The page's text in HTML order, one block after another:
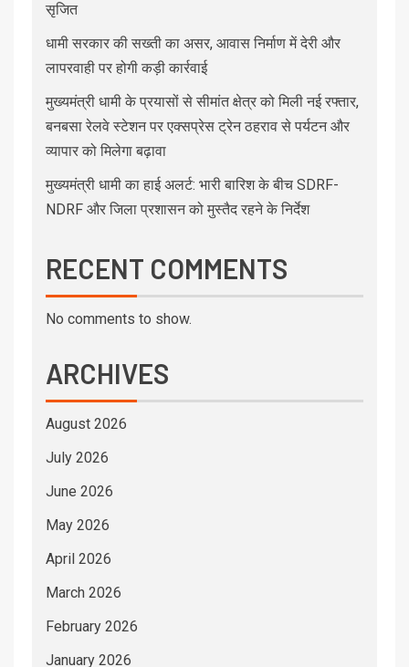
सृजित
धामी सरकार की सख्ती का असर, आवास निर्माण में देरी और
लापरवाही पर होगी कड़ी कार्रवाई
मुख्यमंत्री धामी के प्रयासों से सीमांत क्षेत्र को मिली नई रफ्तार,
बनबसा रेलवे स्टेशन पर एक्सप्रेस ट्रेन ठहराव से पर्यटन और
व्यापार को मिलेगा बढ़ावा
मुख्यमंत्री धामी का हाई अलर्ट: भारी बारिश के बीच SDRF-
NDRF और जिला प्रशासन को मुस्तैद रहने के निर्देश
RECENT COMMENTS
No comments to show.
ARCHIVES
August 2026
July 2026
June 2026
May 2026
April 2026
March 2026
February 2026
January 2026